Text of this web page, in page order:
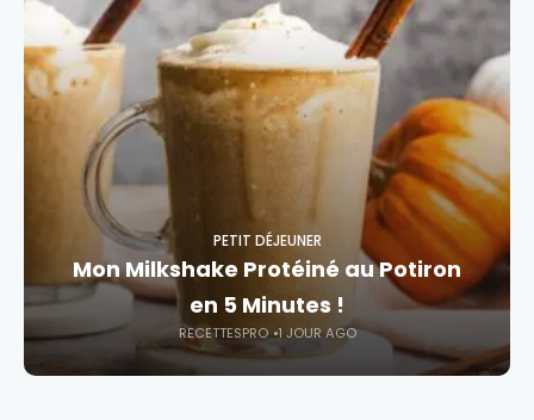
PETIT DÉJEUNER
Mon Milkshake Protéiné au Potiron
en 5 Minutes !
RECETTESPRO 1 JOUR AGO